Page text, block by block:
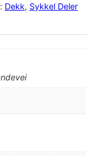
Dekk, Sykkel Deler